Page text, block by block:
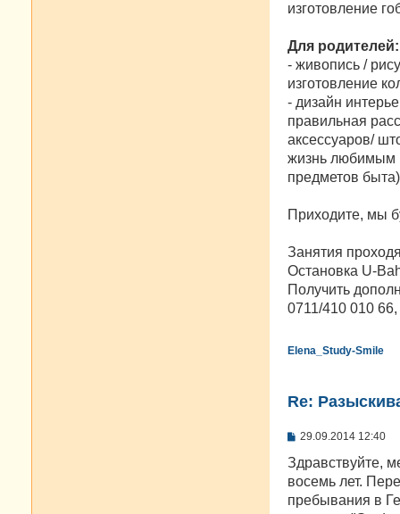
изготовление
Для родителей:
- живопись /
изготовление
- дизайн
правильная
аксессуаров/
жизнь любимым
предметов
Приходите, мы
Занятия
Остановка U-
Получить
0711/410 010
Elena_Study-Smile
Re:
С
о
б
щ
е
н
29.09.2014 12:40
Здравствуйте,
восемь лет.
пребывания в